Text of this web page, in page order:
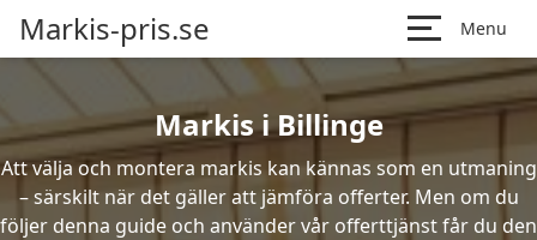
Markis-pris.se Menu
Markis i Billinge
Att välja och montera markis kan kännas som en utmaning
– särskilt när det gäller att jämföra offerter. Men om du
följer denna guide och använder vår offerttjänst får du den